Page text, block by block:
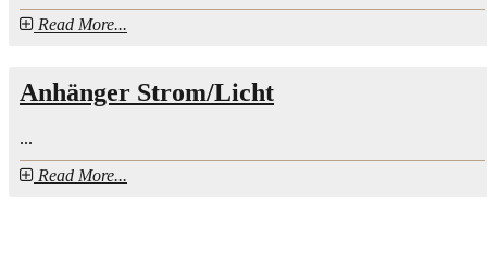
Read More...
Anhänger Strom/Licht
...
Read More...